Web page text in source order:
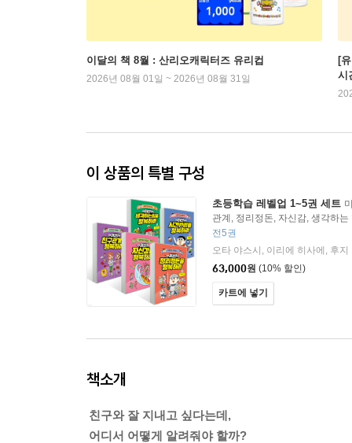
이달의 책 8월 : 산리오캐릭터즈 유리컵
2026년 08월 01일 ~ 2026년 08월 31일
[
시
이 상품의 특별 구성
초등학습 레벨업 1~5권 세트
관계, 정리정돈, 자신감, 생각하
전5권
63,000원 (10% 할인)
카트에 넣기
책소개
친구와 잘 지내고 싶다는데,
어디서 어떻게 알려줘야 할까?